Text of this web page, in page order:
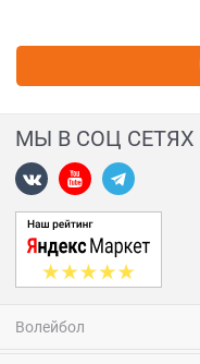
МЫ В СОЦ СЕТЯХ
Волейбол